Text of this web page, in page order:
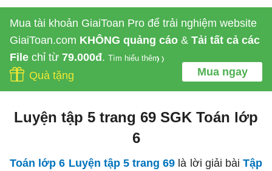
Mua tài khoản GiaiToan Pro để trải nghiệm website
GiaiToan.com KHÔNG quảng cáo & Tải tất cả các
File chỉ từ 79.000đ. Tìm hiểu thêm
Mua ngay
Quà tặng
Luyện tập 5 trang 69 SGK Toán lớp
6
Toán lớp 6 Luyện tập 5 trang 69 là lời giải bàiTập